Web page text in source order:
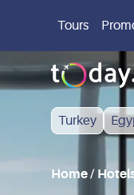
Tours
Turkey
Home/